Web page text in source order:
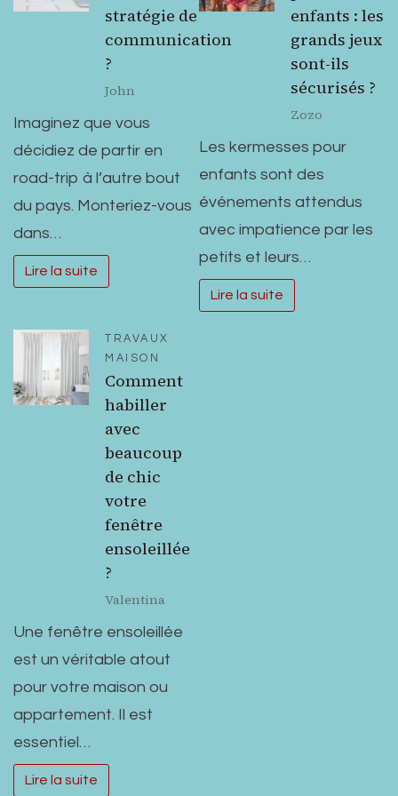
stratégie de
communication
?
John
Imaginez que vous
décidiez de partir en
road-trip à l’autre bout
du pays. Monteriez-vous
dans…
Lire la suite
enfants : les
grands jeux
sont-ils
sécurisés ?
Zozo
Les kermesses pour
enfants sont des
événements attendus
avec impatience par les
petits et leurs…
Lire la suite
TRAVAUX
MAISON
Comment
habiller
avec
beaucoup
de chic
votre
fenêtre
ensoleillée
?
Valentina
Une fenêtre ensoleillée
est un véritable atout
pour votre maison ou
appartement. Il est
essentiel…
Lire la suite